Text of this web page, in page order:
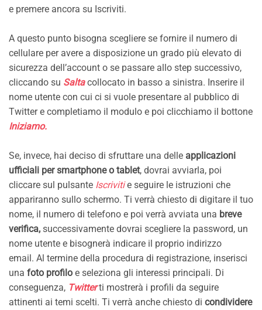
e premere ancora su Iscriviti.
A questo punto bisogna scegliere se fornire il numero di
cellulare per avere a disposizione un grado più elevato di
sicurezza dell’account o se passare allo step successivo,
cliccando su Saltacollocato in basso a sinistra. Inserire il
nome utente con cui ci si vuole presentare al pubblico di
Twitter e completiamo il modulo e poi clicchiamo il bottone
Iniziamo.
Se, invece, hai deciso di sfruttare una delle applicazioni
ufficiali per smartphone o tablet, dovrai avviarla, poi
cliccare sul pulsante Iscrivitie seguire le istruzioni che
appariranno sullo schermo. Ti verrà chiesto di digitare il tuo
nome, il numero di telefono e poi verrà avviata una breve
verifica, successivamente dovrai scegliere la password, un
nome utente e bisognerà indicare il proprio indirizzo
email. Al termine della procedura di registrazione, inserisci
una foto profilo e seleziona gli interessi principali. Di
conseguenza, Twitterti mostrerà i profili da seguire
attinenti ai temi scelti. Ti verrà anche chiesto di condividere